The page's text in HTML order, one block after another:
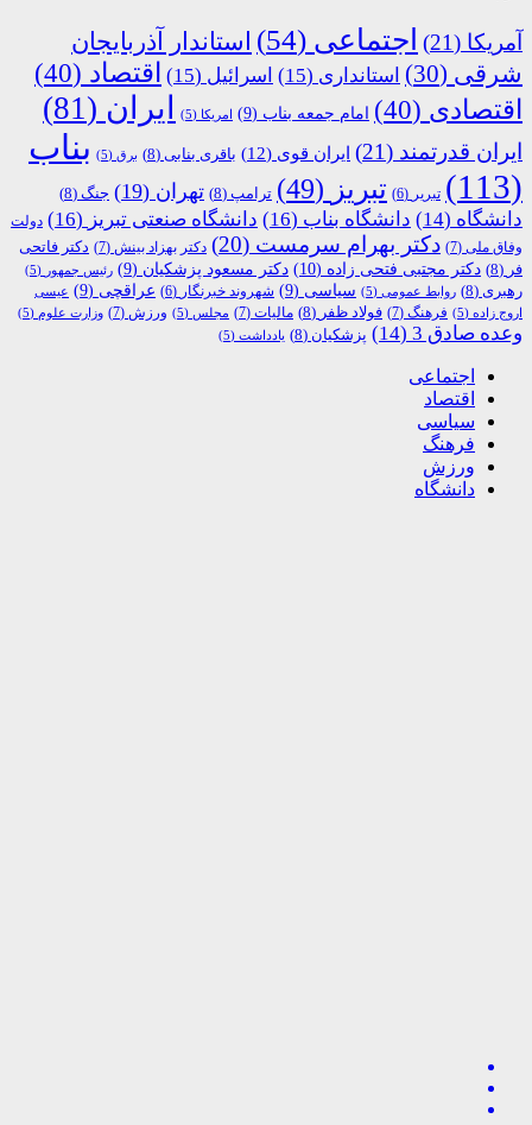
آمریکا (21) اجتماعی (54)
استاندار آذربایجان
شرقی (30) استانداری (15) اسرائیل (15) اقتصاد (40)
اقتصادی (40) امام جمعه بناب (9) امریکا (5) ایران (81)
ایران قدرتمند (21) ایران قوی (12) باقری بنابی (8) برق (5)
بناب
(113)
تبریر (6) تبریز (49) ترامپ (8) تهران (19) جنگ (8)
دانشگاه (14) دانشگاه بناب (16) دانشگاه صنعتی تبریز (16)
دولت
وفاق ملی (7) دکتر بهرام سرمست (20) دکتر بهزاد بینش (7)
دکتر فاتحی
فر (8) دکتر مجتبی فتحی زاده (10) دکتر مسعود پزشکیان (9) رئیس جمهور (5)
رهبری (8) روابط عمومی (5) سیاسی (9) شهروند خبرنگار (6) عراقچی (9)
عیسی
اروج زاده (5) فرهنگ (7) فولاد ظفر (8) مالیات (7) مجلس (5) ورزش (7) وزارت علوم (5)
وعده صادق 3 (14) پزشکیان (8) یادداشت (5)
اجتماعی
اقتصاد
سیاسی
فرهنگ
ورزش
دانشگاه